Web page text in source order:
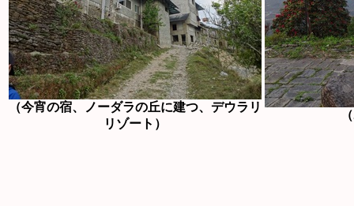
（今宵の宿、ノーダラの丘に建つ、デウラリ
リゾート）